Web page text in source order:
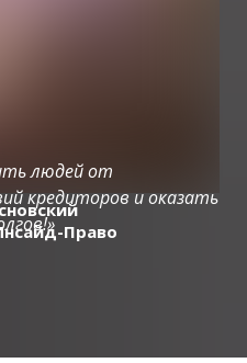
Право
людейот
кредиторови оказать